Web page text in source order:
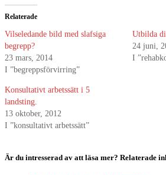
Relaterade
Vilseledande bild med slafsiga
begrepp?
23 mars, 2014
I ”begreppsförvirring”
Utbilda
24 juni,
I
Konsultativt arbetssätt i 5
landsting.
13 oktober, 2012
I ”konsultativt arbetssätt”
Är du intresserad av att läsa mer? Relaterade